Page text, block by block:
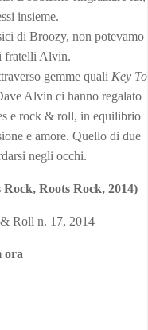
insieme.
di Broozy, non potevamo
fratelli Alvin.
gemme quali Key To
Alvin ci hanno regalato
e rock & roll, in equilibrio
e amore. Quello di due
negli occhi.
Roots Rock, 2014)
Roll n. 17, 2014
ora